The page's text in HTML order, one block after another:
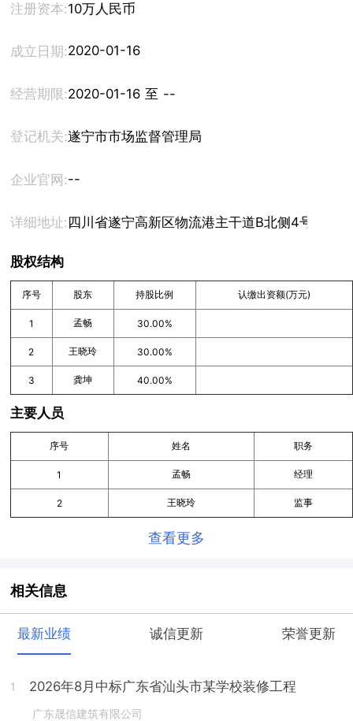
注册资本:10万人民币
成立日期:2020-01-16
经营期限: 2020-01-16 至 --
登记机关:遂宁市市场监督管理局
企业官网:--
详细地址: 四川省遂宁高新区物流港主干道B北侧4号楼201
股权结构
序号 股东 持股比例 认缴出资额(万元)
1 孟畅 30.00%
2 王晓玲 30.00%
3 龚坤 40.00%
主要人员
序号 姓名 职务
1 孟畅 经理
2 王晓玲 监事
查看更多
相关信息
最新业绩 诚信更新 荣誉更新
1 2026年8月中标广东省汕头市某学校装修工程
广东晟信建筑有限公司